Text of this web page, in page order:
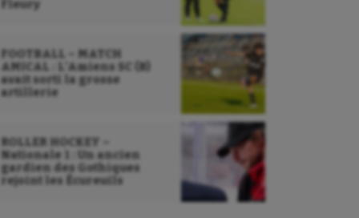
Fleury
FOOTBALL – MATCH
AMICAL : L’Amiens SC (B)
avait sorti la grosse
artillerie
ROLLER HOCKEY –
Nationale 1 : Un ancien
gardien des Gothiques
rejoint les Écureuils